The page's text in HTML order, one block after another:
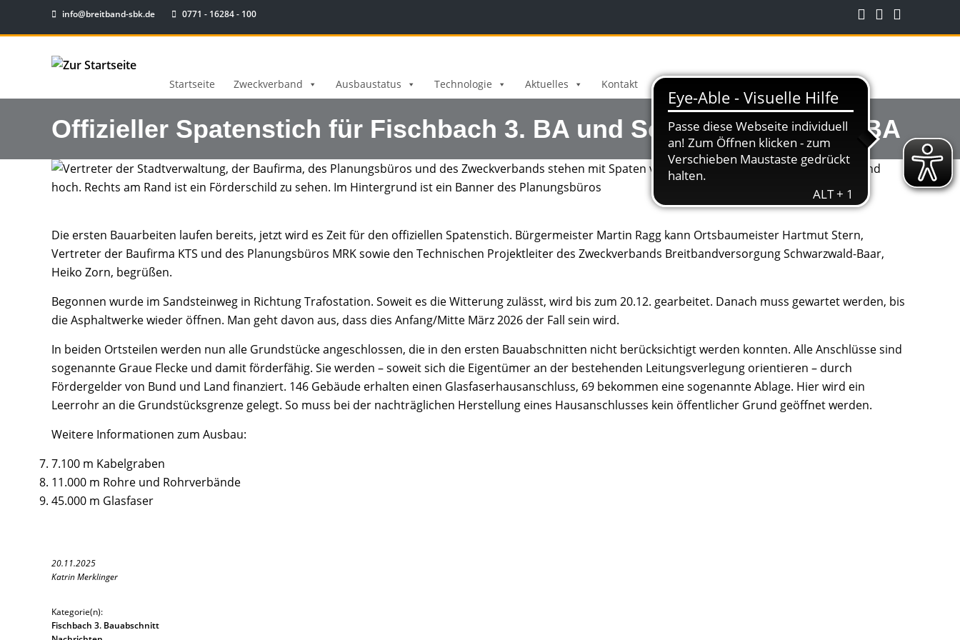
info@breitband-sbk.de 0771 - 16284 - 100
Startseite Zweckverband Ausbaustatus Technologie Aktuelles Kontakt
Offizieller Spatenstich für Fischbach 3. BA und Schabenhausen 2. BA
Die ersten Bauarbeiten laufen bereits, jetzt wird es Zeit für den offiziellen Spatenstich. Bürgermeister Martin Ragg kann Ortsbaumeister Hartmut Stern,
Vertreter der Baufirma KTS und des Planungsbüros MRK sowie den Technischen Projektleiter des Zweckverbands Breitbandversorgung Schwarzwald-Baar,
Heiko Zorn, begrüßen.
Begonnen wurde im Sandsteinweg in Richtung Trafostation. Soweit es die Witterung zulässt, wird bis zum 20.12. gearbeitet. Danach muss gewartet werden, bis
die Asphaltwerke wieder öffnen. Man geht davon aus, dass dies Anfang/Mitte März 2026 der Fall sein wird.
In beiden Ortsteilen werden nun alle Grundstücke angeschlossen, die in den ersten Bauabschnitten nicht berücksichtigt werden konnten. Alle Anschlüsse sind
sogenannte Graue Flecke und damit förderfähig. Sie werden – soweit sich die Eigentümer an der bestehenden Leitungsverlegung orientieren – durch
Fördergelder von Bund und Land finanziert. 146 Gebäude erhalten einen Glasfaserhausanschluss, 69 bekommen eine sogenannte Ablage. Hier wird ein
Leerrohr an die Grundstücksgrenze gelegt. So muss bei der nachträglichen Herstellung eines Hausanschlusses kein öffentlicher Grund geöffnet werden.
Weitere Informationen zum Ausbau:
7.100 m Kabelgraben
11.000 m Rohre und Rohrverbände
45.000 m Glasfaser
20.11.2025
Katrin Merklinger
Kategorie(n):
Fischbach 3. Bauabschnitt